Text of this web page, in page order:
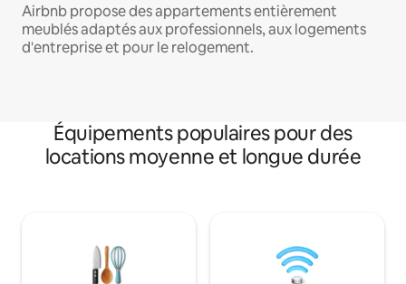
Airbnb propose des appartements entièrement
meublés adaptés aux professionnels, aux logements
d'entreprise et pour le relogement.
Équipements populaires pour des
locations moyenne et longue durée